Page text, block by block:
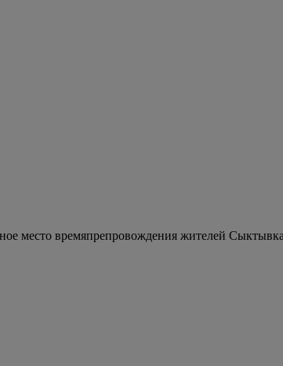
место времяпрепровождения жителей